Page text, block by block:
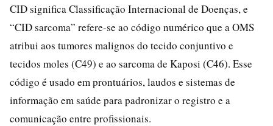
CID significa Classificação Internacional de Doenças, e
“CID sarcoma” refere-se ao código numérico que a OMS
atribui aos tumores malignos do tecido conjuntivo e
tecidos moles (C49) e ao sarcoma de Kaposi (C46). Esse
código é usado em prontuários, laudos e sistemas de
informação em saúde para padronizar o registro e a
comunicação entre profissionais.